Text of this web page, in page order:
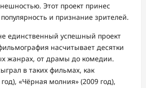
Этот проект принес
и признание зрителей.
единственный успешный проект
насчитывает десятки
жанрах, от драмы до комедии.
в таких фильмах, как
«Чёрная молния» (2009 год),